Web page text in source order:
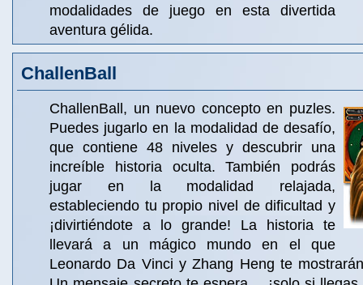
modalidades de juego en esta divertida
aventura gélida.
ChallenBall
ChallenBall, un nuevo concepto en puzles.
Puedes jugarlo en la modalidad de desafío,
que contiene 48 niveles y descubrir una
increíble historia oculta. También podrás
jugar en la modalidad relajada,
estableciendo tu propio nivel de dificultad y
¡divirtiéndote a lo grande! La historia te
llevará a un mágico mundo en el que
Leonardo Da Vinci y Zhang Heng te